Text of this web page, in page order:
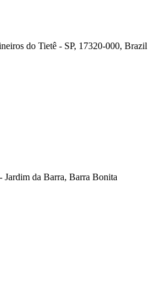
do Tietê - SP, 17320-000, Brazil
Jardim da Barra, Barra Bonita